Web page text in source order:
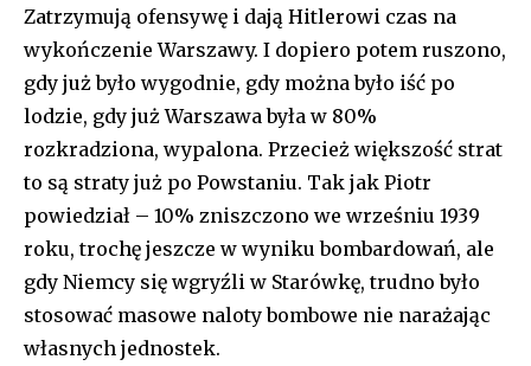
Zatrzymują ofensywę i dają Hitlerowi czas na
wykończenie Warszawy. I dopiero potem ruszono,
gdy już było wygodnie, gdy można było iść po
lodzie, gdy już Warszawa była w 80%
rozkradziona, wypalona. Przecież większość strat
to są straty już po Powstaniu. Tak jak Piotr
powiedział – 10% zniszczono we wrześniu 1939
roku, trochę jeszcze w wyniku bombardowań, ale
gdy Niemcy się wgryźli w Starówkę, trudno było
stosować masowe naloty bombowe nie narażając
własnych jednostek.